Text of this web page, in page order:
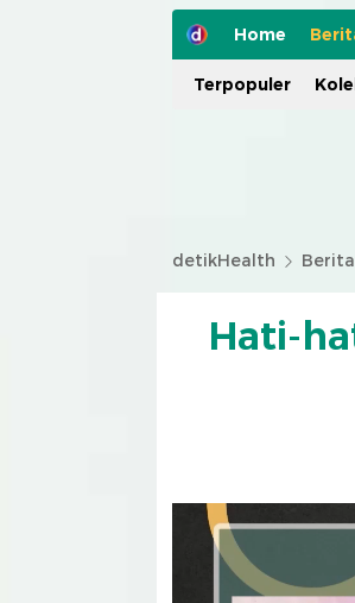
Home
Terpopuler
detikHealth
Hati-